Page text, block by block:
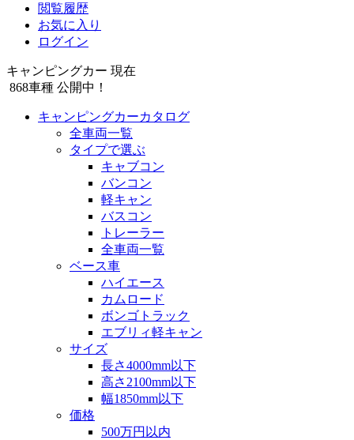
閲覧履歴
お気に入り
ログイン
キャンピングカー 現在
868車種 公開中！
キャンピングカーカタログ
全車両一覧
タイプで選ぶ
キャブコン
バンコン
軽キャン
バスコン
トレーラー
全車両一覧
ベース車
ハイエース
カムロード
ボンゴトラック
エブリィ軽キャン
サイズ
長さ4000mm以下
高さ2100mm以下
幅1850mm以下
価格
500万円以内